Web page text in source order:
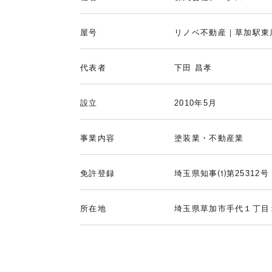
屋号 リノベ不動産｜草加駅東
代表者 下田 昌孝
設立 2010年5月
事業内容 塗装業・不動産業
免許登録 埼玉県知事⑴第25312号
所在地 埼玉県草加市手代１丁目